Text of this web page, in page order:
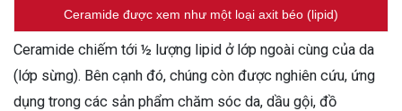
Ceramide được xem như một loại axit béo (lipid)
Ceramide chiếm tới ½ lượng lipid ở lớp ngoài cùng của da
(lớp sừng). Bên cạnh đó, chúng còn được nghiên cứu, ứng
dụng trong các sản phẩm chăm sóc da, dầu gội, đồ